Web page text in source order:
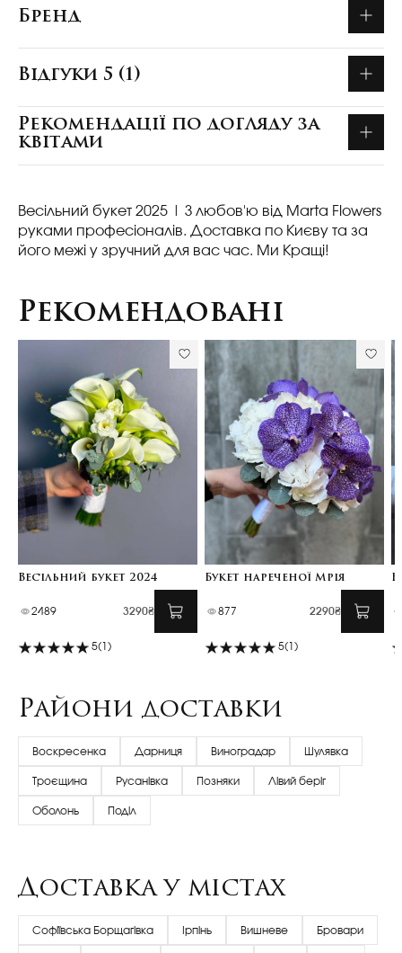
Бренд
Відгуки 5 (1)
Рекомендації по догляду за
квітами
Весільний букет 2025 | З любов'ю від Marta Flowers
руками професіоналів. Доставка по Києву та за
його межі у зручний для вас час. Ми Кращі!
Рекомендовані
Весільний букет 2024
2489 3290₴
5(1)
Букет нареченої Мрія
877 2290₴
5(1)
Райони доставки
Воскресенка Дарниця Виноградар Шулявка
Троєщина Русанівка Позняки Лівий беріг
Оболонь Поділ
Доставка у містах
Софіївська Борщагівка Ірпінь Вишневе Бровари